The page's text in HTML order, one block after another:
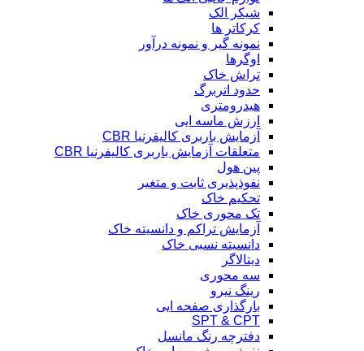
شیکر الک
کرکاتر ها
نمونه گیر و نمونه درآور
اوگرها
تراش خاک
حدود اتربرگ
هیدرومتری
ارزش ماسه ایی
آزمایش باربری کالیفرنیا CBR
متعلقات آزمایش باربری کالیفرنیا CBR
پین هول
نفوذپذیری ثابت و متغیر
تحکیم خاک
تک محوری خاک
آزمایش تراکم و دانسیته خاک
دانسیته نسبی خاک
دیتالاگر
سه محوری
رینگ نیرو
بارگذاری صفحه ایی
SPT & CPT
دفترچه رنگ مانسل